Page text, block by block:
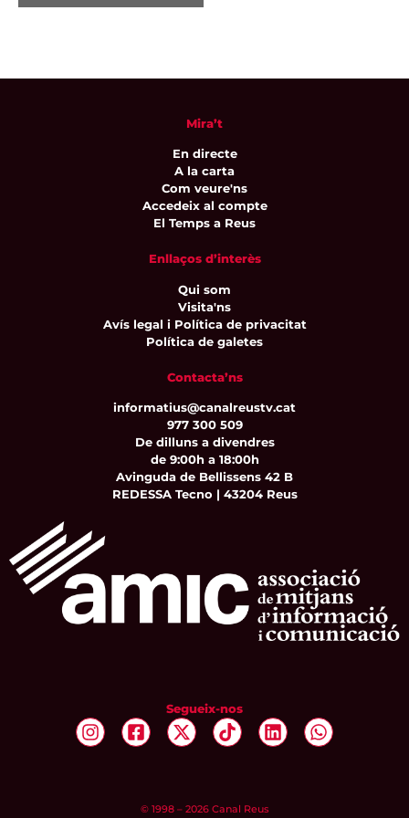
Mira’t
En directe
A la carta
Com veure'ns
Accedeix al compte
El Temps a Reus
Enllaços d’interès
Qui som
Visita'ns
Avís legal i Política de privacitat
Política de galetes
Contacta’ns
informatius@canalreustv.cat
977 300 509
De dilluns a divendres
de 9:00h a 18:00h
Avinguda de Bellissens 42 B
REDESSA Tecno | 43204 Reus
Segueix-nos
© 1998 – 2026 Canal Reus